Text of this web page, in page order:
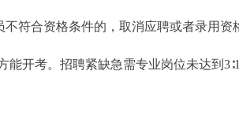
符合资格条件的，取消应聘或者录用资
能开考。招聘紧缺急需专业岗位未达到